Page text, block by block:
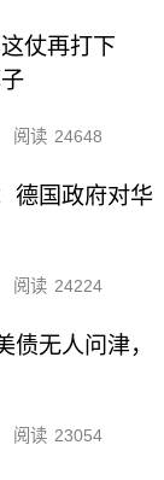
仗再打下
阅读 24648
德国政府对华
阅读 24224
债无人问津，
阅读 23054